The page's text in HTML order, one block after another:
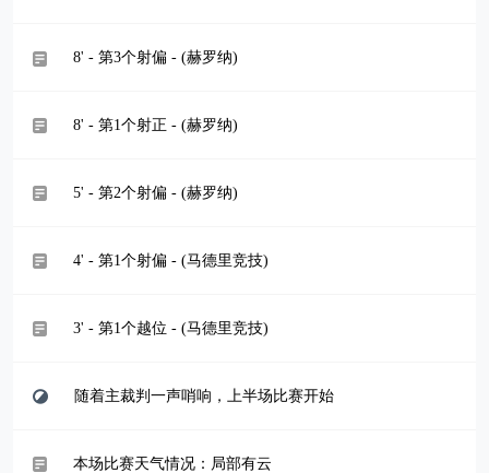
8' - 第3个射偏 - (赫罗纳)
8' - 第1个射正 - (赫罗纳)
5' - 第2个射偏 - (赫罗纳)
4' - 第1个射偏 - (马德里竞技)
3' - 第1个越位 - (马德里竞技)
随着主裁判一声哨响，上半场比赛开始
本场比赛天气情况：局部有云